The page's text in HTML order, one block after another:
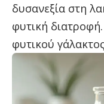
δυσανεξία στη
φυτική
φυτικού